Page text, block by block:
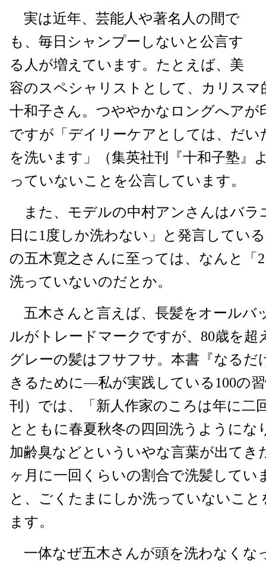
実は近年、芸能人や著名人の間で
も、毎日シャンプーしないと公言す
る人が増えています。たとえば、美
容のスペシャリストとして、カリスマ
十和子さん。つややかなロングへアが
ですが「デイリーケアとしては、だい
を洗います」（集英社刊『十和子塾』
っていないことを公言しています。
また、モデルの中村アンさんはバラ
日に1度しか洗わない」と発言してい
の五木寛之さんに至っては、なんと「
洗っていないのだとか。
五木さんと言えば、長髪をオールバ
ルがトレードマークですが、80歳を超
グレーの髪はフサフサ。本書『なるだ
きるために―私が実践している100の
刊）では、「新人作家のころは年に二
とともに春夏秋冬の四回洗うようにな
加齢臭などといういやな言葉が出てき
ヶ月に一回くらいの割合で洗髪してい
と、ごくたまにしか洗っていないこ
ます。
一体なぜ五木さんが頭を洗わなくな